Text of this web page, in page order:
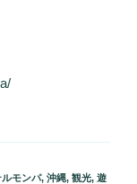
ルモンパ, 沖縄, 観光, 遊